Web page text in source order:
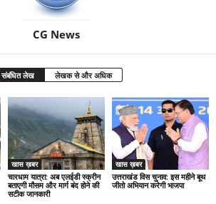
CG News
संबंधित लेख लेखक से और अधिक
खास ख़बर
चारधाम यात्रा: अब एलईडी स्क्रीन
बताएगी मौसम और मार्ग बंद होने की
सटीक जानकारी
खास ख़बर
उत्तराखंड विस चुनाव: इस महीने बूथ
जीतो अभियान करेगी भाजपा